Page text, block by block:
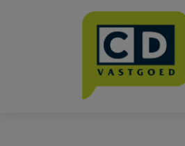
Menu overslaan en naar de inhoud gaan